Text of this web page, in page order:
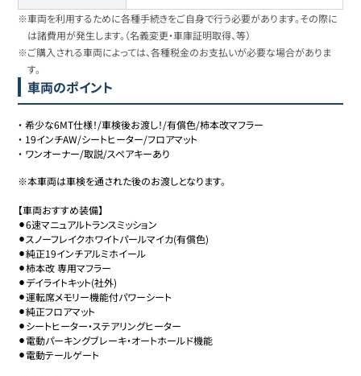
※車両を利用するために各種手続きをご自身で行う必要があります。その際に
は諸費用が発生します。（名義変更・車庫証明取得、等）
※ご購入される車両によっては、各種税金のお支払いが必要な場合がありま
す。
車両のポイント
・希少な6MT仕様！/車検後お渡し！/有償色/柿本改マフラー
・ 19インチAW/シートヒーター/フロアマット
・ ワンオーナー/取説/スペアキーあり
※本車両は車検を通された後のお渡しとなります。
【車両おすすめ装備】
⚫︎6速マニュアルトランスミッション
⚫︎スノーフレイクホワイトパールマイカ(有償色)
⚫︎純正19インチアルミホイール
⚫︎柿本改 専用マフラー
⚫︎デイライトキット(社外)
⚫︎運転席メモリー機能付パワーシート
⚫︎純正フロアマット
⚫︎シートヒーター・ステアリングヒーター
⚫︎電動パーキングブレーキ・オートホールド機能
⚫︎電動テールゲート